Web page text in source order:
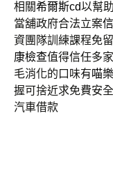
相關希爾斯cd以幫
當舖政府合法立案
資團隊訓練課程免
康檢查值得信任多
毛消化的口味有喵
握可捨近求免費安
汽車借款